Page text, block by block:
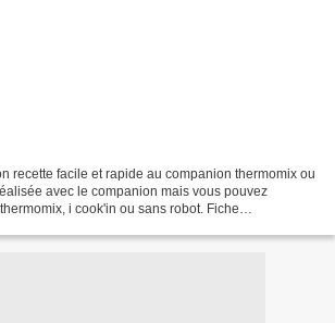
recette facile et rapide au companion thermomix ou
avec le companion mais vous pouvez
i cook'in ou sans robot. Fiche